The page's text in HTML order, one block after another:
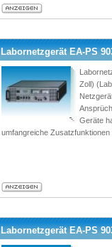
Labornetzgerät EA-PS
Zoll)
Geräte
umfangreiche
Labornetzgerät EA-PS